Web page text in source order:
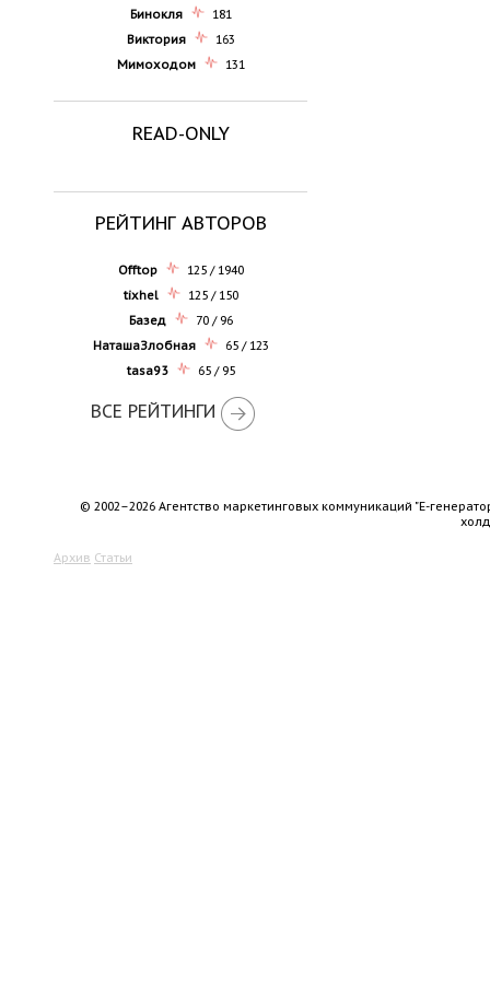
Бинокля
181
Виктория
163
Мимоходом
131
READ-ONLY
РЕЙТИНГ АВТОРОВ
Offtop
125 / 1940
tixhel
125 / 150
Базед
70 / 96
НаташаЗлобная
65 / 123
tasa93
65 / 95
ВСЕ РЕЙТИНГИ
© 2002–2026 Агентство маркетинговых коммуникаций "Е-
Архив Статьи